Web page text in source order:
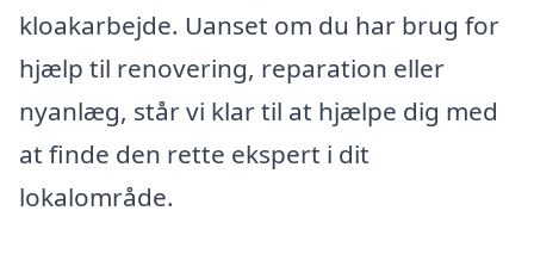
kloakarbejde. Uanset om du har brug for
hjælp til renovering, reparation eller
nyanlæg, står vi klar til at hjælpe dig med
at finde den rette ekspert i dit
lokalområde.